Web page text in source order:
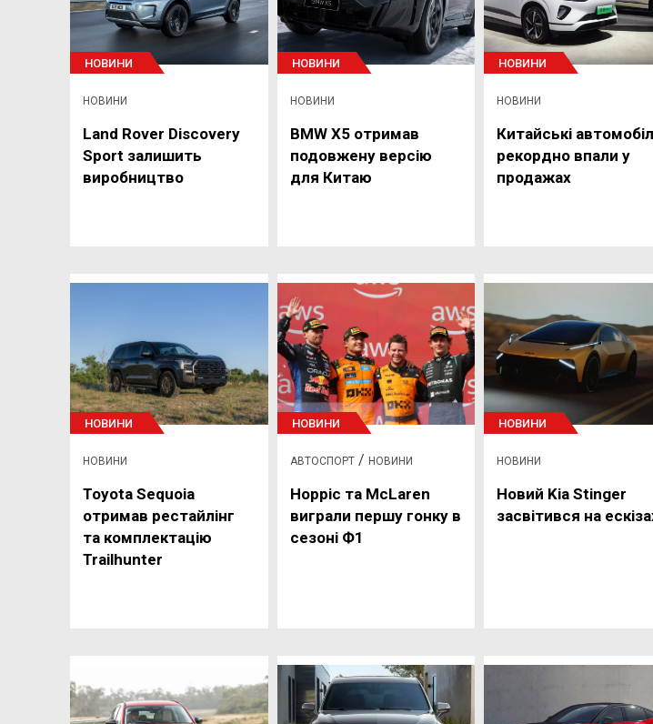
НОВИНИ
НОВИНИ
Land Rover Discovery
Sport залишить
виробництво
НОВИНИ
НОВИНИ
BMW X5 отримав
подовжену версію
для Китаю
НОВИНИ
НОВИНИ
Китайські
рекордно впали у
продажах
НОВИНИ
НОВИНИ
Toyota Sequoia
отримав рестайлінг
та комплектацію
Trailhunter
НОВИНИ
АВТОСПОРТ/ НОВИНИ
Норріс та McLaren
виграли першу гонку в
сезоні Ф1
НОВИНИ
НОВИНИ
Новий Kia Stinger
засвітився на